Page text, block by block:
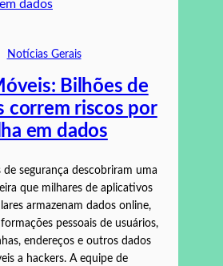
Notícias Gerais
Bilhões de
correm riscos por
em dados
de segurança descobriram uma
que milhares de aplicativos
armazenam dados online,
pessoais de usuários,
endereços e outros dados
a hackers. A equipe de